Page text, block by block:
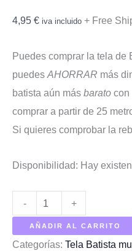
4,95 € iva incluido + Free
Puedes comprar la tela de
puedes AHORRAR más
batista aún más barato con
comprar a partir de 25
Si quieres comprobar la
Disponibilidad: Hay
Cantidad
de
Batista
- +
AÑADIR AL CARRITO
Categorías: Tela Batista